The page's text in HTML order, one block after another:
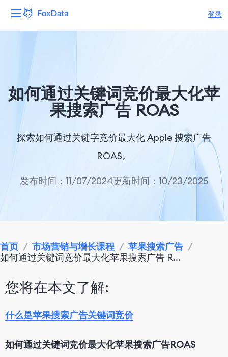
登录
解决方案
公司
如何通过关键词竞价最大化苹
果搜索广告 ROAS
探索如何通过关键字竞价最大化 Apple 搜索广告
ROAS。
发布时间：11/07/2024更新时间：10/23/2025
首页 / 市场营销与增长课程 / 苹果搜索广告 /
如何通过关键词竞价最大化苹果搜索广告 R...
您将在本文了解:
什么是苹果搜索广告关键词竞价
如何通过关键词竞价最大化苹果搜索广告ROAS